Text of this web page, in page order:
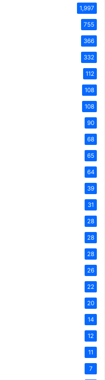
1,997
755
366
332
112
108
108
90
68
65
64
39
31
28
28
28
26
22
20
14
12
11
7